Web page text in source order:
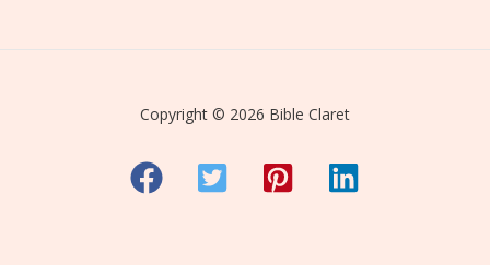
Copyright © 2026 Bible Claret